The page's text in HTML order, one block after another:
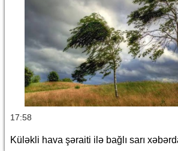
17:58
Küləkli hava şəraiti ilə bağlı sarı